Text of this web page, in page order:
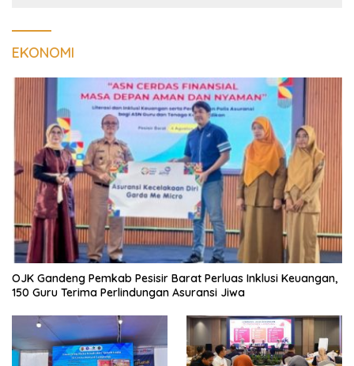
EKONOMI
OJK Gandeng Pemkab Pesisir Barat Perluas Inklusi Keuangan,
150 Guru Terima Perlindungan Asuransi Jiwa